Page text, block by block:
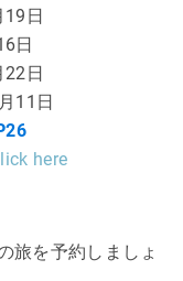
日
日
日
11日
here
旅を予約しましょ